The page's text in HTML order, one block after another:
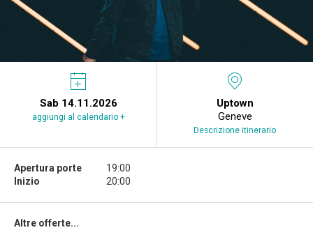
Sab 14.11.2026
aggiungi al calendario +
Uptown
Geneve
Descrizione itinerario
Apertura porte
Inizio
19:00
20:00
Altre offerte...